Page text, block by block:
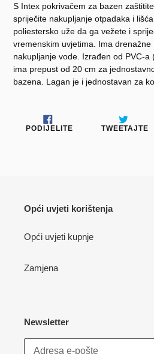
košaricu
S Intex pokrivačem za bazen
spriječite nakupljanje otpadaka i
poliestersko uže da ga vežete i
vremenskim uvjetima. Ima
nakupljanje vode. Izrađen od PVC-a
ima prepust od 20 cm za
bazena. Lagan je i jednostavan za
PODIJELITEPODIJELITETWEETAJTE
Opći uvjeti korištenja
Opći uvjeti kupnje
Zamjena
Newsletter